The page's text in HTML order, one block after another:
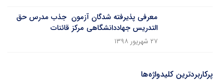
معرفی پذیرفته شدگان آزمون جذب مدرس حق
التدریس جهاددانشگاهی مرکز قائنات
۲۷ شهریور ۱۳۹۸
پرکاربردترین کلیدواژه‌ها